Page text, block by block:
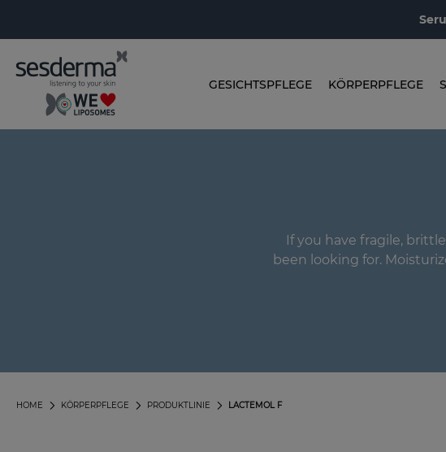
GESICHTSPFLEGE KÖRPERPFLEGE
If you have fragile,
been looking for.
LACTEMOL F
PRODUKTLINIE
KÖRPERPFLEGE
HOME